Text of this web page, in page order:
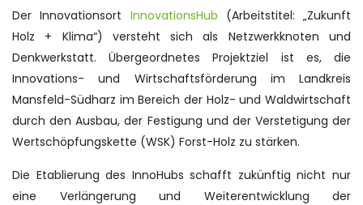
Der Innovationsort InnovationsHub (Arbeitstitel: „Zukunft
Holz + Klima“) versteht sich als Netzwerkknoten und
Denkwerkstatt. Übergeordnetes Projektziel ist es, die
Innovations- und Wirtschaftsförderung im Landkreis
Mansfeld-Südharz im Bereich der Holz- und Waldwirtschaft
durch den Ausbau, der Festigung und der Verstetigung der
Wertschöpfungskette (WSK) Forst-Holz zu stärken.
Die Etablierung des InnoHubs schafft zukünftig nicht nur
eine Verlängerung und Weiterentwicklung der